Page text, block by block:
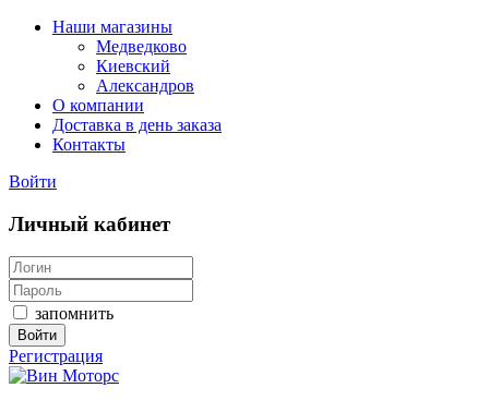
Наши магазины
Медведково
Киевский
Александров
О компании
Доставка в день заказа
Контакты
Войти
Личный кабинет
запомнить
Войти
Регистрация